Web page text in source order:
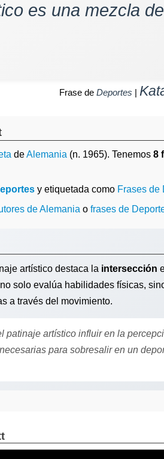
es una mezcla
Frase de Deportes |
deAlemania (n. 1965). Tenemos 8
y etiquetada como Frases de
de Alemania o frases de
artístico destaca la intersección
solo evalúa habilidades físicas,
a través del movimiento.
patinaje artístico influir en la
para sobresalir en un